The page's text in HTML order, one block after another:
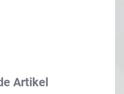
Artikel